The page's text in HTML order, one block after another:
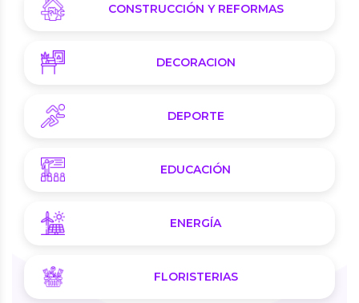
CONSTRUCCIÓN Y REFORMAS
DECORACION
DEPORTE
EDUCACIÓN
ENERGÍA
FLORISTERIAS